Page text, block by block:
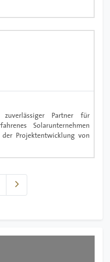
Partner für
Solarunternehmen
Projektentwicklung von
Ältere Beiträge